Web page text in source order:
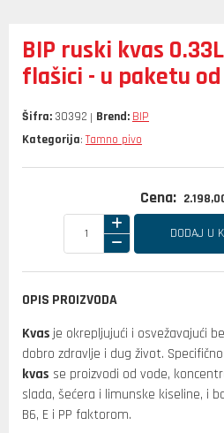
BIP ruski kvas
flašici - u paketu
Šifra: 30392 Brend: BIP
Kategorija:Tamno pivo
Cena: 2.198,
DODAJ U
OPIS PROIZVODA
Kvas je okrepljujući i osvežavajući
dobro zdravlje i dug život.
kvas se proizvodi od vode,
slada, šećera i limunske kiseline, i
B6, E i PP faktorom.